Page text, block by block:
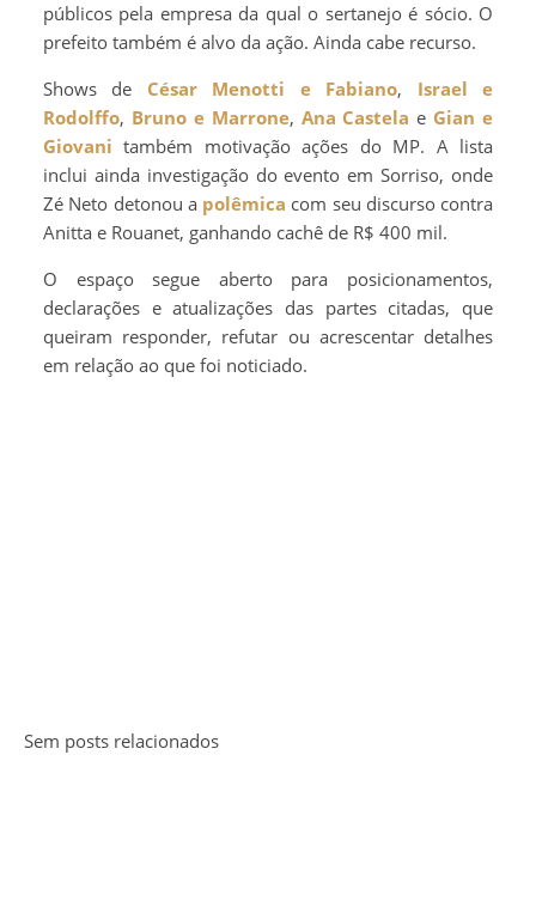
públicos pela empresa da qual o sertanejo é sócio. O
prefeito também é alvo da ação. Ainda cabe recurso.
Shows de César Menotti e Fabiano, Israel e
Rodolffo, Bruno e Marrone, Ana Castela e Gian e
Giovani também motivação ações do MP. A lista
inclui ainda investigação do evento em Sorriso, onde
Zé Neto detonou a polêmica com seu discurso contra
Anitta e Rouanet, ganhando cachê de R$ 400 mil.
O espaço segue aberto para posicionamentos,
declarações e atualizações das partes citadas, que
queiram responder, refutar ou acrescentar detalhes
em relação ao que foi noticiado.
Sem posts relacionados